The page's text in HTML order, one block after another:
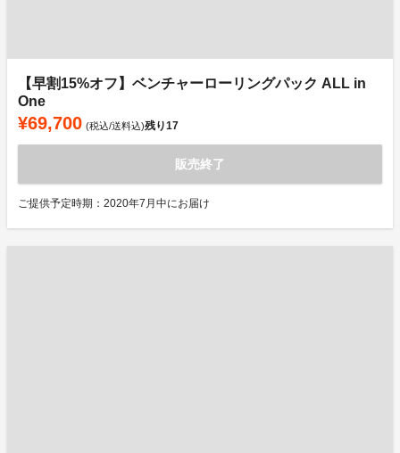
【早割15%オフ】ベンチャーローリングパック ALL in
One
¥69,700 (税込/送料込)残り17
販売終了
ご提供予定時期：2020年7月中にお届け